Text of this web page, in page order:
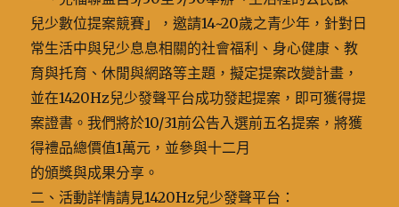
兒少數位提案競賽」，邀請14~20歲之青少年，針對日
常生活中與兒少息息相關的社會福利、身心健康、教
育與托育、休閒與網路等主題，擬定提案改變計畫，
並在1420Hz兒少發聲平台成功發起提案，即可獲得提
案證書。我們將於10/31前公告入選前五名提案，將獲
得禮品總價值1萬元，並參與十二月
的頒獎與成果分享。
二、活動詳情請見1420Hz兒少發聲平台：